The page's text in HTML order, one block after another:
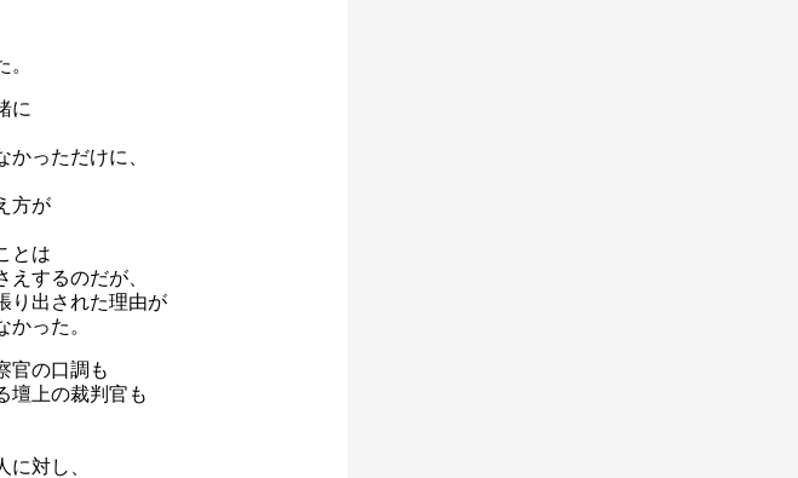
に
っただけに、
方が
とは
するのだが、
り出された理由が
った。
官の口調も
壇上の裁判官も
対し、